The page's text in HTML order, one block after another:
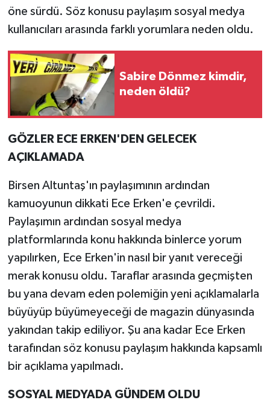
öne sürdü. Söz konusu paylaşım sosyal medya
kullanıcıları arasında farklı yorumlara neden oldu.
Sabire Dönmez kimdir,
neden öldü?
GÖZLER ECE ERKEN'DEN GELECEK
AÇIKLAMADA
Birsen Altuntaş'ın paylaşımının ardından
kamuoyunun dikkati Ece Erken'e çevrildi.
Paylaşımın ardından sosyal medya
platformlarında konu hakkında binlerce yorum
yapılırken, Ece Erken'in nasıl bir yanıt vereceği
merak konusu oldu. Taraflar arasında geçmişten
bu yana devam eden polemiğin yeni açıklamalarla
büyüyüp büyümeyeceği de magazin dünyasında
yakından takip ediliyor. Şu ana kadar Ece Erken
tarafından söz konusu paylaşım hakkında kapsamlı
bir açıklama yapılmadı.
SOSYAL MEDYADA GÜNDEM OLDU